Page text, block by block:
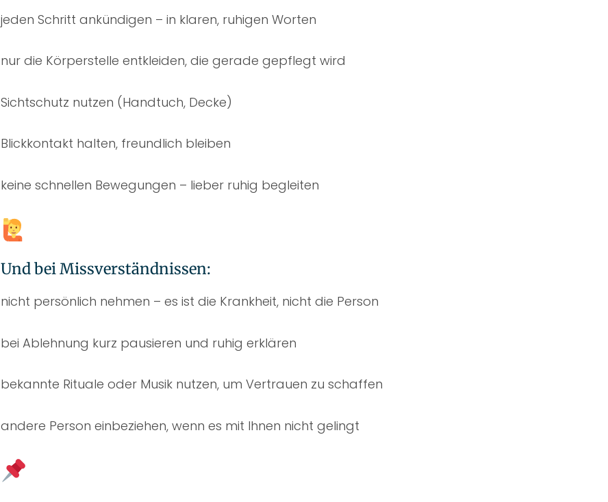
jeden Schritt ankündigen – in klaren, ruhigen Worten
nur die Körperstelle entkleiden, die gerade gepflegt wird
Sichtschutz nutzen (Handtuch, Decke)
Blickkontakt halten, freundlich bleiben
keine schnellen Bewegungen – lieber ruhig begleiten
Und bei Missverständnissen:
nicht persönlich nehmen – es ist die Krankheit, nicht die Person
bei Ablehnung kurz pausieren und ruhig erklären
bekannte Rituale oder Musik nutzen, um Vertrauen zu schaffen
andere Person einbeziehen, wenn es mit Ihnen nicht gelingt